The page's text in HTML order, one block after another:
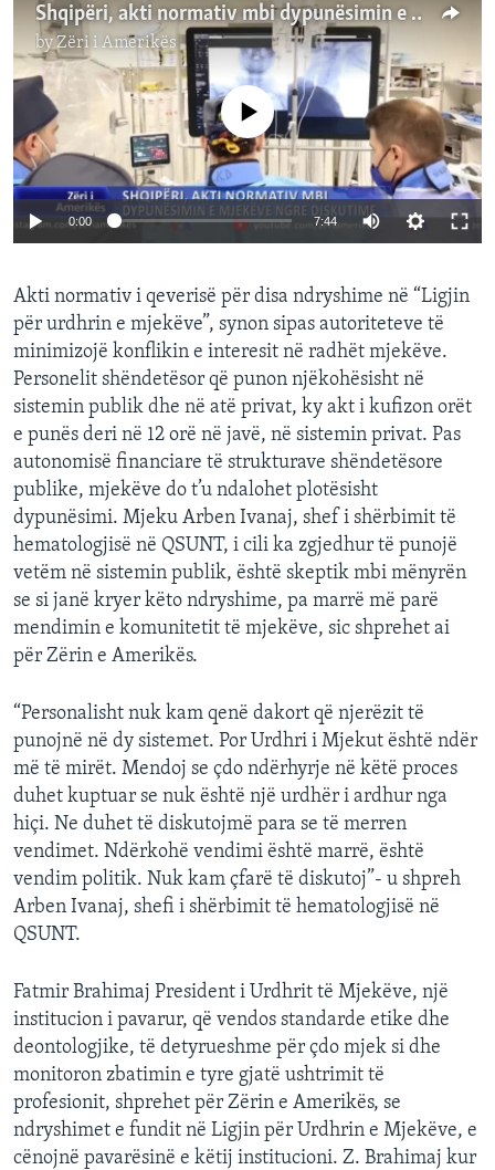
Shqipëri, akti normativ mbi dypunësimin e mjekëve ngre diskutime
byZëri i Amerikës
No media source currently available
0:00 7:44
Akti normativ i qeverisë për disa ndryshime në “Ligjin
për urdhrin e mjekëve”, synon sipas autoriteteve të
minimizojë konflikin e interesit në radhët mjekëve.
Personelit shëndetësor që punon njëkohësisht në
sistemin publik dhe në atë privat, ky akt i kufizon orët
e punës deri në 12 orë në javë, në sistemin privat. Pas
autonomisë financiare të strukturave shëndetësore
publike, mjekëve do t’u ndalohet plotësisht
dypunësimi. Mjeku Arben Ivanaj, shef i shërbimit të
hematologjisë në QSUNT, i cili ka zgjedhur të punojë
vetëm në sistemin publik, është skeptik mbi mënyrën
se si janë kryer këto ndryshime, pa marrë më parë
mendimin e komunitetit të mjekëve, sic shprehet ai
për Zërin e Amerikës.
“Personalisht nuk kam qenë dakort që njerëzit të
punojnë në dy sistemet. Por Urdhri i Mjekut është ndër
më të mirët. Mendoj se çdo ndërhyrje në këtë proces
duhet kuptuar se nuk është një urdhër i ardhur nga
hiçi. Ne duhet të diskutojmë para se të merren
vendimet. Ndërkohë vendimi është marrë, është
vendim politik. Nuk kam çfarë të diskutoj”- u shpreh
Arben Ivanaj, shefi i shërbimit të hematologjisë në
QSUNT.
Fatmir Brahimaj President i Urdhrit të Mjekëve, një
institucion i pavarur, që vendos standarde etike dhe
deontologjike, të detyrueshme për çdo mjek si dhe
monitoron zbatimin e tyre gjatë ushtrimit të
profesionit, shprehet për Zërin e Amerikës, se
ndryshimet e fundit në Ligjin për Urdhrin e Mjekëve, e
cënojnë pavarësinë e këtij institucioni. Z. Brahimaj kur